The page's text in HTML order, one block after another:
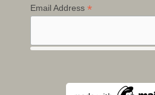
Email Address *